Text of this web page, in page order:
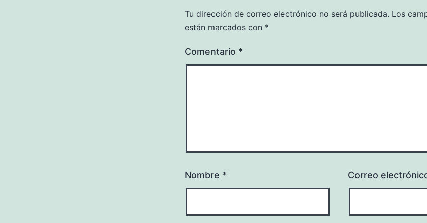
Tu dirección de correo electrónico no será publicada. Los
están marcados con *
Comentario *
Nombre * Correo